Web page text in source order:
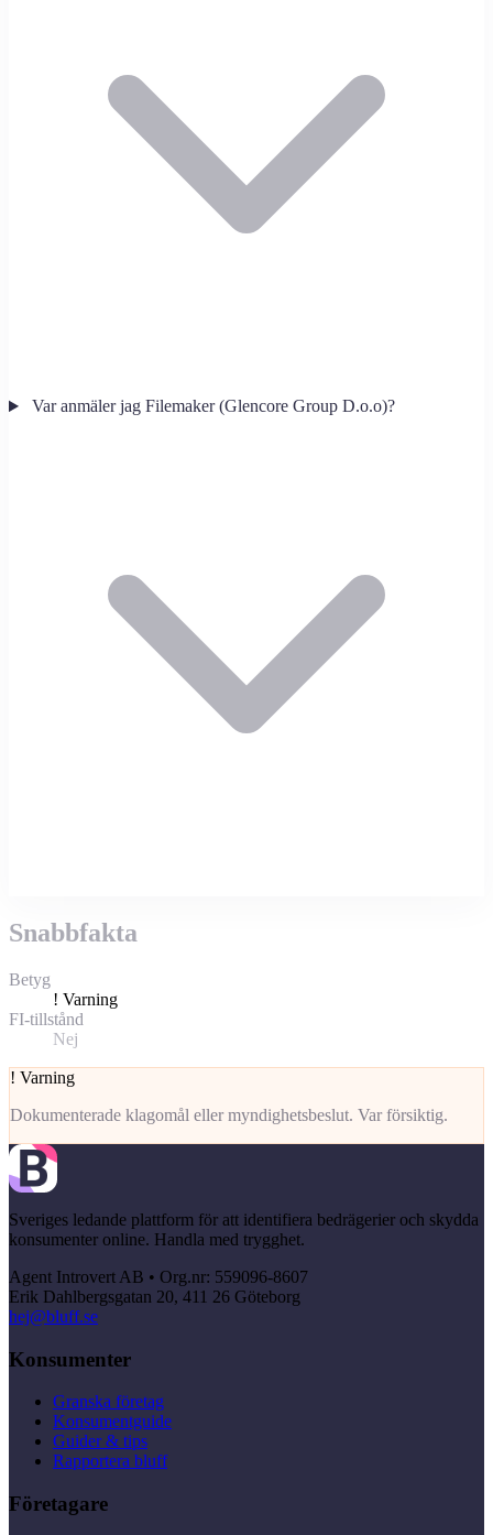
Var anmäler jag Filemaker (Glencore Group D.o.o)?
Snabbfakta
Betyg
! Varning
FI-tillstånd
Nej
! Varning
Dokumenterade klagomål eller myndighetsbeslut. Var försiktig.
Sveriges ledande plattform för att identifiera bedrägerier och skydda
konsumenter online. Handla med trygghet.
Agent Introvert AB • Org.nr: 559096-8607
Erik Dahlbergsgatan 20, 411 26 Göteborg
hej@bluff.se
Konsumenter
Granska företag
Konsumentguide
Guider & tips
Rapportera bluff
Företagare